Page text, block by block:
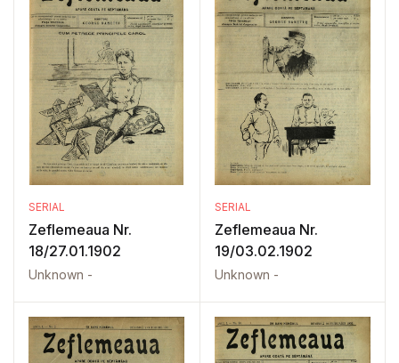
SERIAL
Zeflemeaua Nr.
18/27.01.1902
Unknown -
SERIAL
Zeflemeaua Nr.
19/03.02.1902
Unknown -